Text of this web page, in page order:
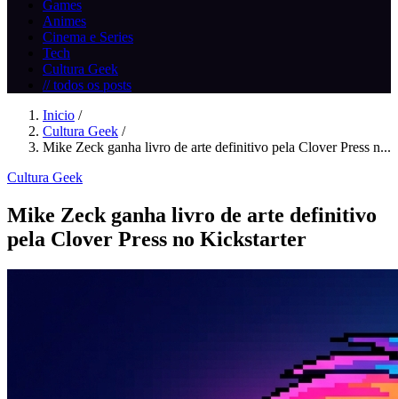
Games
Animes
Cinema e Series
Tech
Cultura Geek
// todos os posts
Inicio /
Cultura Geek /
Mike Zeck ganha livro de arte definitivo pela Clover Press n...
Cultura Geek
Mike Zeck ganha livro de arte definitivo
pela Clover Press no Kickstarter